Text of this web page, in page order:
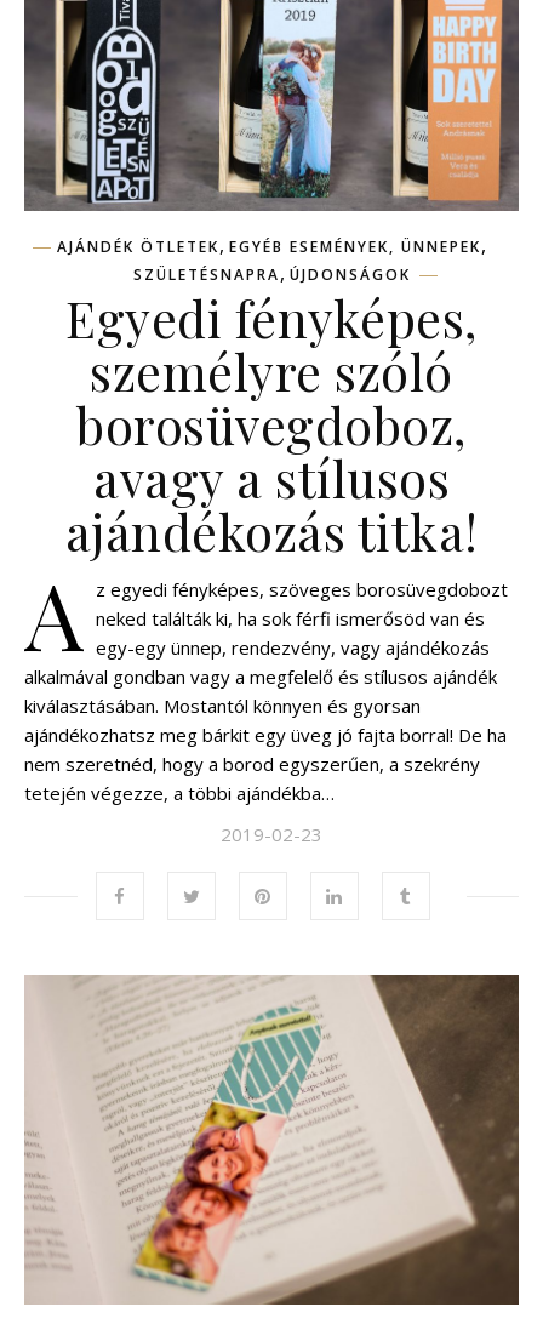
AJÁNDÉK ÖTLETEK, EGYÉB ESEMÉNYEK, ÜNNEPEK,
SZÜLETÉSNAPRA, ÚJDONSÁGOK
Egyedi fényképes,
személyre szóló
borosüvegdoboz,
avagy a stílusos
ajándékozás titka!
A
z egyedi fényképes, szöveges borosüvegdobozt
neked találták ki, ha sok férfi ismerősöd van és
egy-egy ünnep, rendezvény, vagy ajándékozás
alkalmával gondban vagy a megfelelő és stílusos ajándék
kiválasztásában. Mostantól könnyen és gyorsan
ajándékozhatsz meg bárkit egy üveg jó fajta borral! De ha
nem szeretnéd, hogy a borod egyszerűen, a szekrény
tetején végezze, a többi ajándékba…
2019-02-23